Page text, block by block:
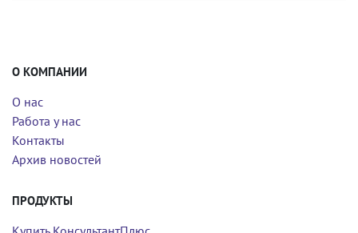
О КОМПАНИИ
О нас
Работа у нас
Контакты
Архив новостей
ПРОДУКТЫ